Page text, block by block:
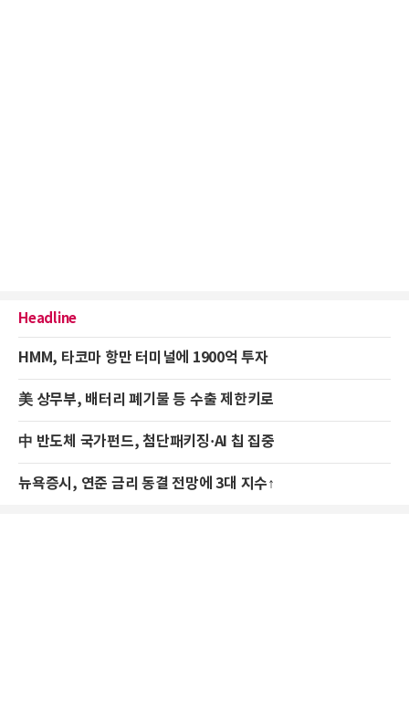
Headline
HMM, 타코마 항만 터미널에 1900억 투자
美 상무부, 배터리 폐기물 등 수출 제한키로
中 반도체 국가펀드, 첨단패키징·AI 칩 집중
뉴욕증시, 연준 금리 동결 전망에 3대 지수↑